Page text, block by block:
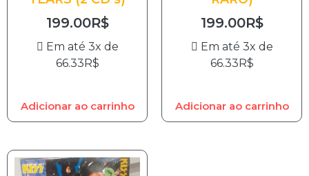
199.00R$
Em até 3x de
66.33R$
Adicionar ao carrinho
199.00R$
Em até 3x de
66.33R$
Adicionar ao carrinho